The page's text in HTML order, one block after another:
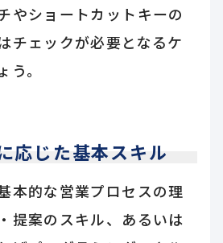
やショートカットキーの
チェックが必要となるケ
。
応じた基本スキル
本的な営業プロセスの理
提案のスキル、あるいは